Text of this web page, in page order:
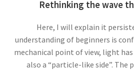
【数学・物理学・天
域を開拓
Rethinking the wave
Here, I will explain it
understanding of beginners is
mechanical point of view, light
also a “particle-like side”. The